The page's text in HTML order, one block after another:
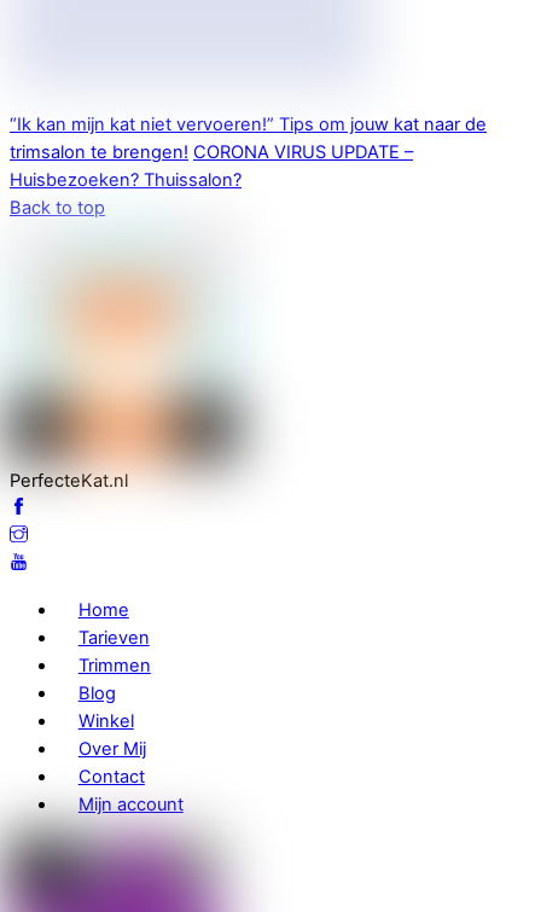
“Ik kan mijn kat niet vervoeren!” Tips om jouw kat naar de
trimsalon te brengen! CORONA VIRUS UPDATE –
Huisbezoeken? Thuissalon?
Back to top
PerfecteKat.nl
Home
Tarieven
Trimmen
Blog
Winkel
Over Mij
Contact
Mijn account